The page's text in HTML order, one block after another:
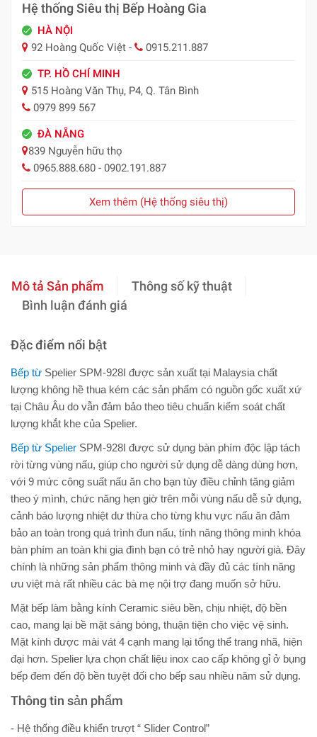
Hệ thống Siêu thị Bếp Hoàng Gia
HÀ NỘI
92 Hoàng Quốc Việt -
0915.211.887
TP. HỒ CHÍ MINH
515 Hoàng Văn Thụ, P4, Q. Tân Bình
0979 899 567
ĐÀ NẴNG
839 Nguyễn hữu thọ
0965.888.680 - 0902.191.887
Xem thêm (Hệ thống siêu thị)
Mô tả Sản phẩm
Thông số kỹ thuật
Bình luận đánh giá
Đặc điểm nổi bật
Bếp từ Spelier SPM-928I được sản xuất tại Malaysia chất
lượng không hề thua kém các sản phẩm có nguồn gốc xuất xứ
tại Châu Âu do vẫn đảm bảo theo tiêu chuẩn kiểm soát chất
lượng khắt khe của Spelier.
Bếp từ Spelier SPM-928I được sử dụng bàn phím độc lập tách
rời từng vùng nấu, giúp cho người sử dụng dễ dàng dùng hơn,
với 9 mức công suất nấu ăn cho bạn tùy điều chỉnh tăng giảm
theo ý mình, chức năng hẹn giờ trên mỗi vùng nấu dễ sử dụng,
cảnh báo lượng nhiệt dư thừa cho từng khu vực nấu ăn đảm
bảo an toàn trong quá trình đun nấu, tính năng thông minh khóa
bàn phím an toàn khi gia đình bạn có trẻ nhỏ hay người già. Đây
chính là những sản phẩm thông minh và đầy đủ các tính năng
ưu việt mà rất nhiều các bà mẹ nội trợ đang muốn sở hữu.
Mặt bếp làm bằng kính Ceramic siêu bền, chịu nhiệt, độ bền
cao, mang lại bề mặt sáng bóng, thuận tiện cho việc vệ sinh.
Mặt kính được mài vát 4 cạnh mang lại tổng thể trang nhã, hiện
đại hơn. Spelier lựa chọn chất liệu inox cao cấp không gỉ ở bụng
bếp đem đến độ bền tuyệt đối cho bếp sau nhiều năm sử dụng.
Thông tin sản phẩm
- Hệ thống điều khiển trượt “ Slider Control”